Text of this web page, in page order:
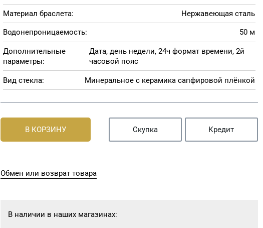
Материал браслета: Нержавеющая сталь
Водонепроницаемость: 50 м
Дополнительные
параметры:
Дата, день недели, 24ч формат времени, 2й
часовой пояс
Вид стекла: Минеральное с керамика сапфировой плёнкой
В КОРЗИНУ Скупка Кредит
Обмен или возврат товара
В наличии в наших магазинах: